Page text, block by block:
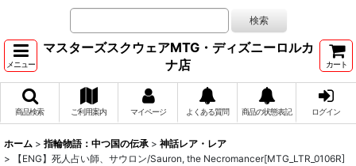
メニュー
マスターズスクウェアMTG・ディズニーロルカ
ナ店
カート
商品検索 ご利用案内 マイページ よくある質問 商品の状態表記 ログイン
ホーム > 指輪物語：中つ国の伝承 > 神話レア・レア
>
【ENG】死人占い師、サウロン/Sauron, the Necromancer[MTG_LTR_0106R]